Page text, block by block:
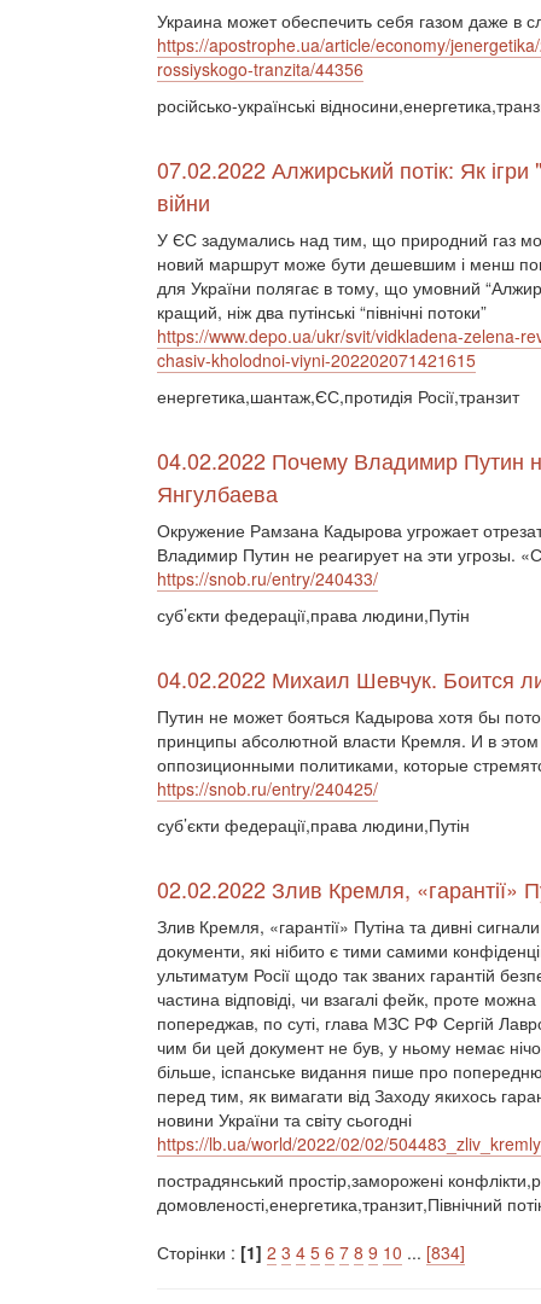
Украина может обеспечить себя газом даже в
https://apostrophe.ua/article/economy/
rossiyskogo-tranzita/44356
російсько-українські
07.02.2022 Алжирський потік: Як
війни
У ЄС задумались над тим, що природний газ
новий маршрут може бути дешевшим і менш
для України полягає в тому, що умовний
кращий, ніж два путінські “північні потоки”
https://www.depo.ua/ukr/svit/vidkladena-zelena-
chasiv-kholodnoi-viyni-202202071421615
енергетика,шантаж,ЄС,протидія Росії,транзит
04.02.2022 Почему Владимир Путин
Янгулбаева
Окружение Рамзана Кадырова угрожает
Владимир Путин не реагирует на эти угрозы.
https://snob.ru/entry/240433/
суб’єкти федерації,права людини,Путін
04.02.2022 Михаил Шевчук. Боится
Путин не может бояться Кадырова хотя бы
принципы абсолютной власти Кремля. И в
оппозиционными политиками, которые
https://snob.ru/entry/240425/
суб’єкти федерації,права людини,Путін
02.02.2022 Злив Кремля, «гарантії»
Злив Кремля, «гарантії» Путіна та дивні
документи, які нібито є тими самими
ультиматум Росії щодо так званих гарантій
частина відповіді, чи взагалі фейк, проте
попереджав, по суті, глава МЗС РФ Сергій
чим би цей документ не був, у ньому немає
більше, іспанське видання пише про
перед тим, як вимагати від Заходу якихось
новини України та світу сьогодні
https://lb.ua/world/2022/02/02/
пострадянський простір,заморожені
домовленості,енергетика,транзит,Північний
Сторінки : [1] 2 3 4 5 6 7 8 9 10 ... [834]